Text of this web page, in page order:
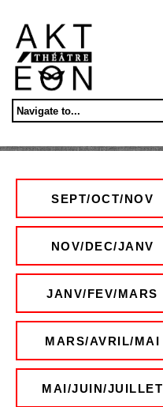
SEPT/OCT/NOV
NOV/DEC/JANV
JANV/FEV/MARS
MARS/AVRIL/MAI
MAI/JUIN/JUILLET